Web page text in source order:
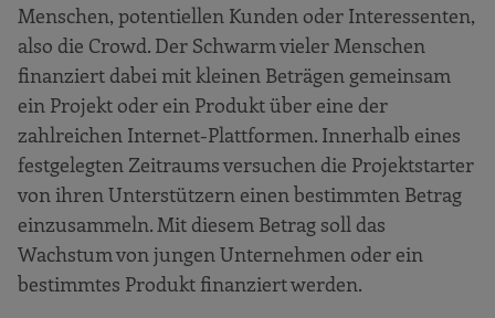
Menschen, potentiellen Kunden oder Interessenten,
also die Crowd. Der Schwarm vieler Menschen
finanziert dabei mit kleinen Beträgen gemeinsam
ein Projekt oder ein Produkt über eine der
zahlreichen Internet-Plattformen. Innerhalb eines
festgelegten Zeitraums versuchen die Projektstarter
von ihren Unterstützern einen bestimmten Betrag
einzusammeln. Mit diesem Betrag soll das
Wachstum von jungen Unternehmen oder ein
bestimmtes Produkt finanziert werden.